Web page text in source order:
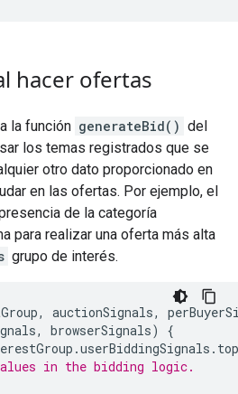
hacer ofertas
la función generateBid() del
los temas registrados que se
otro dato proporcionado en
en las ofertas. Por ejemplo, el
de la categoría
para realizar una oferta más alta
grupo de interés.
, auctionSignals,
, browserSignals)
{
.userBiddingSignals .
in the bidding logic.